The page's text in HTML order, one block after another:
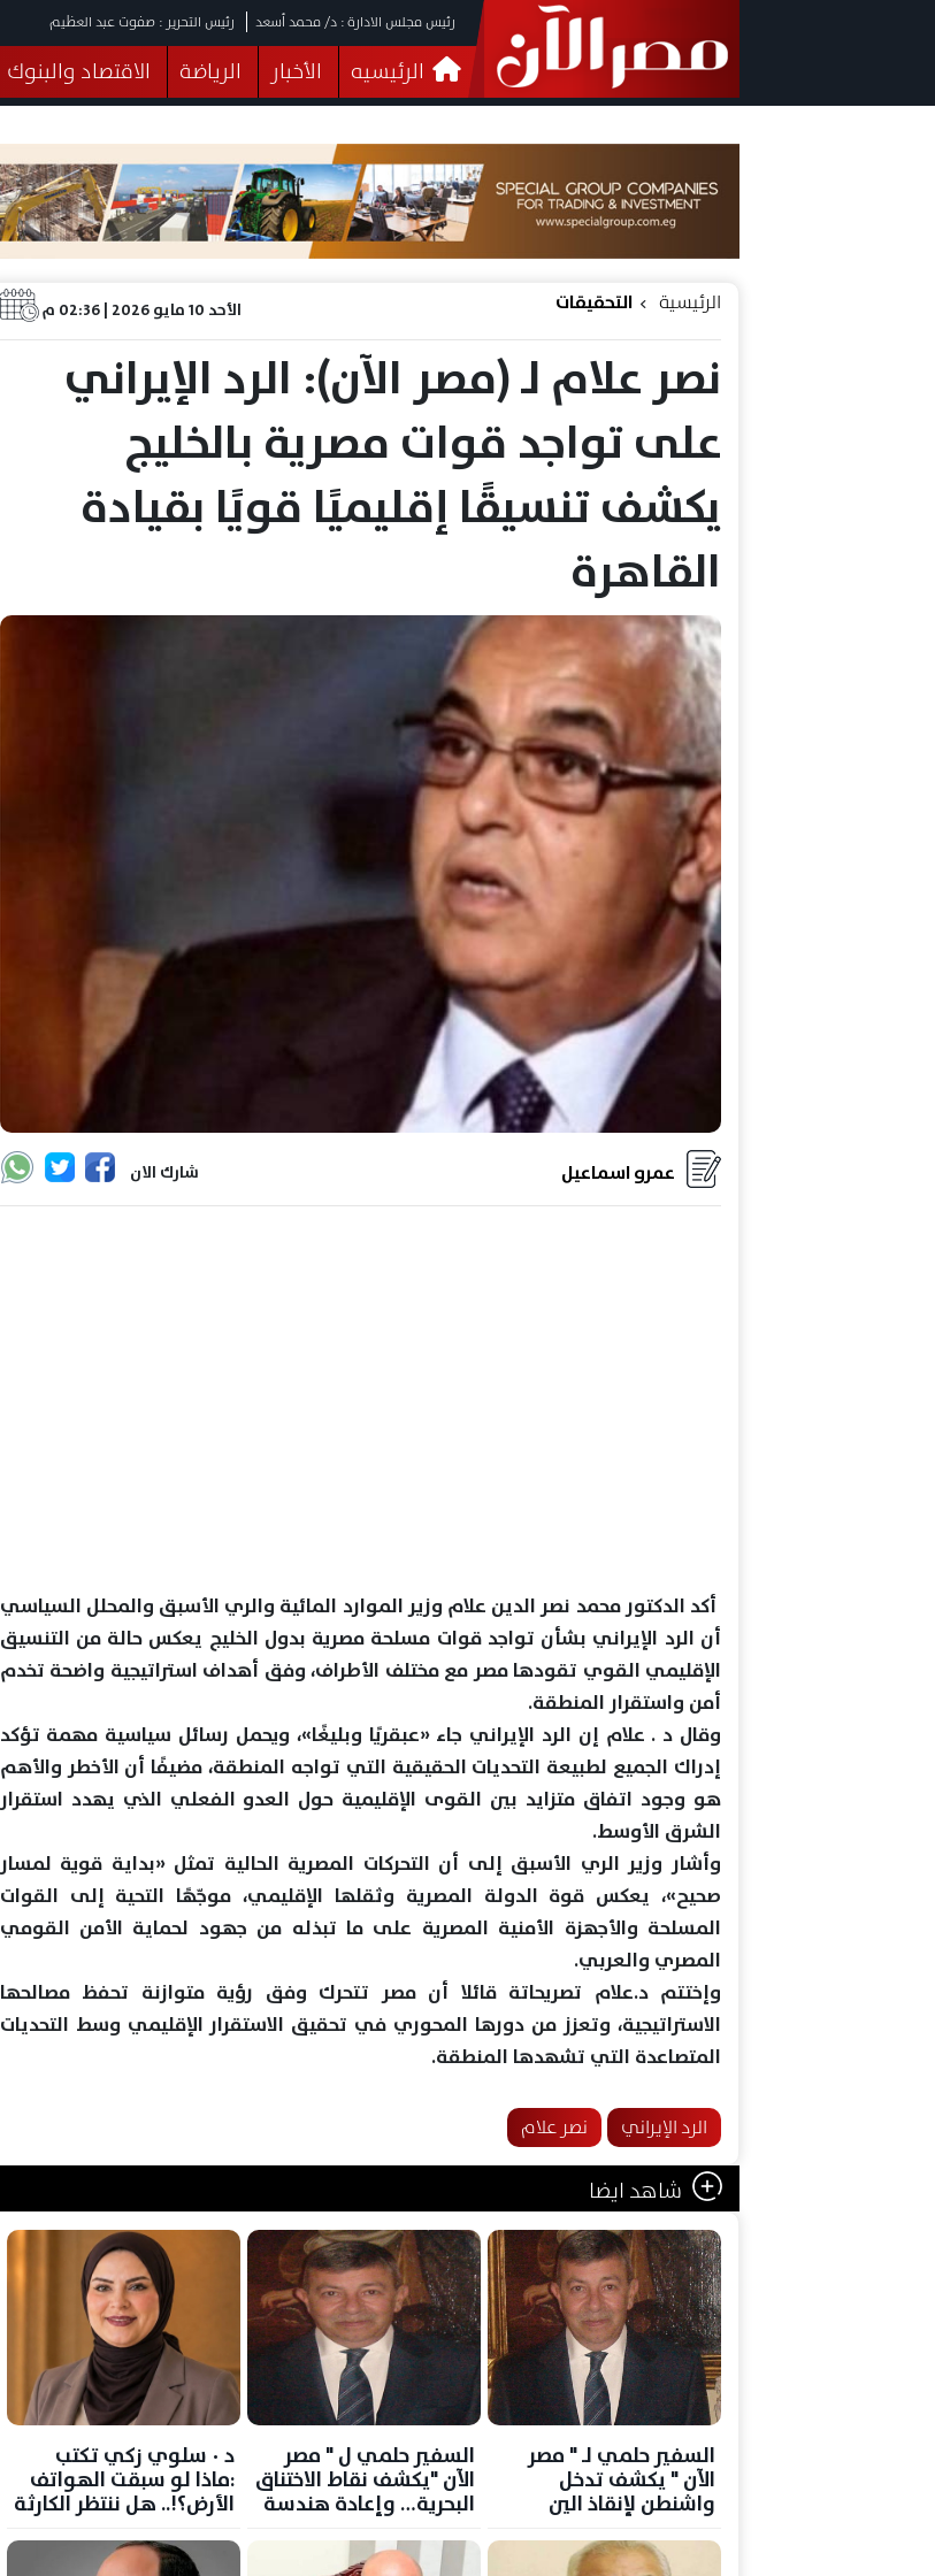
رئيس مجلس الادارة : د/ محمد أسعد رئيس التحرير : صفوت عبد العظيم
الرئيسيه الأخبار الرياضة الاقتصاد والبنوك
فيديوهات
البرلمان صحة الثقافة خدمات
الأحد 10 مايو 2026 | 02:36 م الرئيسية التحقيقات
نصر علام لـ (مصر الآن): الرد الإيراني
على تواجد قوات مصرية بالخليج
يكشف تنسيقًا إقليميًا قويًا بقيادة
القاهرة
شارك الان عمرو اسماعيل
أكد الدكتور محمد نصر الدين علام وزير الموارد المائية والري الأسبق والمحلل السياسي
أن الرد الإيراني بشأن تواجد قوات مسلحة مصرية بدول الخليج يعكس حالة من التنسيق
الإقليمي القوي تقودها مصر مع مختلف الأطراف، وفق أهداف استراتيجية واضحة تخدم
أمن واستقرار المنطقة.
وقال د . علام إن الرد الإيراني جاء «عبقريًا وبليغًا»، ويحمل رسائل سياسية مهمة تؤكد
إدراك الجميع لطبيعة التحديات الحقيقية التي تواجه المنطقة، مضيفًا أن الأخطر والأهم
هو وجود اتفاق متزايد بين القوى الإقليمية حول العدو الفعلي الذي يهدد استقرار
الشرق الأوسط.
وأشار وزير الري الأسبق إلى أن التحركات المصرية الحالية تمثل «بداية قوية لمسار
صحيح»، يعكس قوة الدولة المصرية وثقلها الإقليمي، موجّهًا التحية إلى القوات
المسلحة والأجهزة الأمنية المصرية على ما تبذله من جهود لحماية الأمن القومي
المصري والعربي.
وإختتم د.علام تصريحاتة قائلا أن مصر تتحرك وفق رؤية متوازنة تحفظ مصالحها
الاستراتيجية، وتعزز من دورها المحوري في تحقيق الاستقرار الإقليمي وسط التحديات
المتصاعدة التي تشهدها المنطقة.
الرد الإيراني نصر علام
شاهد ايضا
السفير حلمي لـ " مصر
الآن " يكشف تدخل
واشنطن لإنقاذ الين
السفير حلمي ل " مصر
الآن "يكشف نقاط الاختناق
البحرية… وإعادة هندسة
د ٠ سلوي زكي تكتب
:ماذا لو سبقت الهواتف
الأرض؟!.. هل ننتظر الكارثة